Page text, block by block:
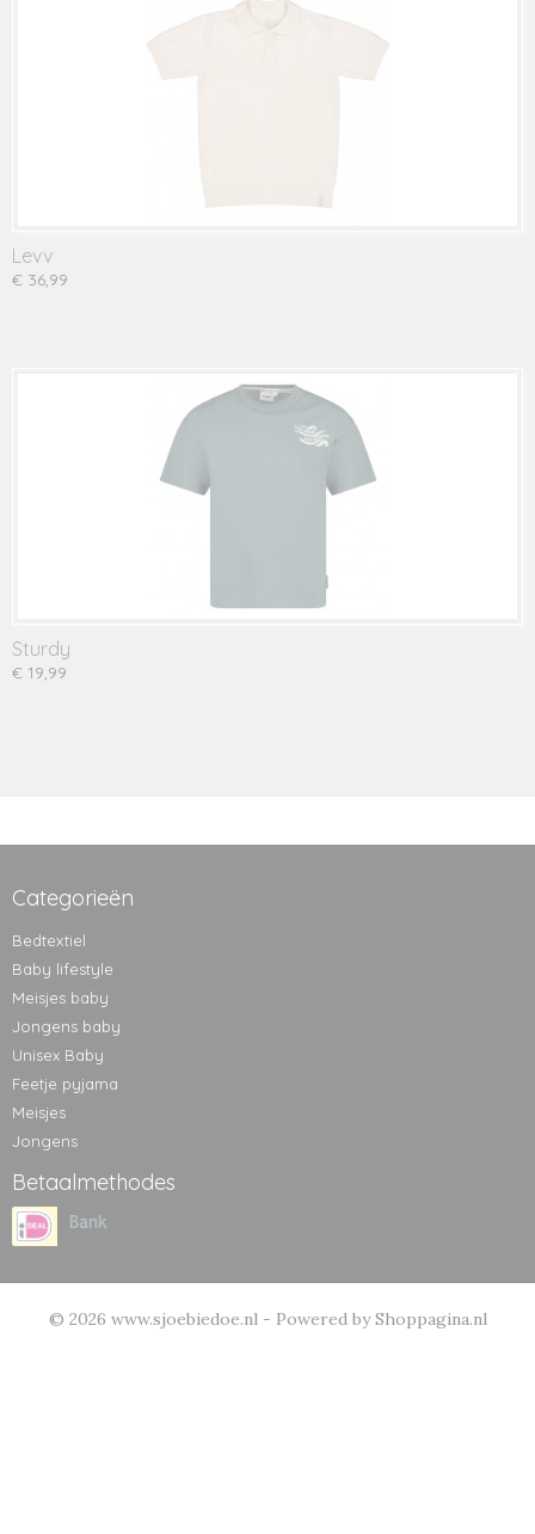
Levv
€ 36,99
Sturdy
€ 19,99
Categorieën
Bedtextiel
Baby lifestyle
Meisjes baby
Jongens baby
Unisex Baby
Feetje pyjama
Meisjes
Jongens
Betaalmethodes
© 2026 www.sjoebiedoe.nl - Powered by Shoppagina.nl